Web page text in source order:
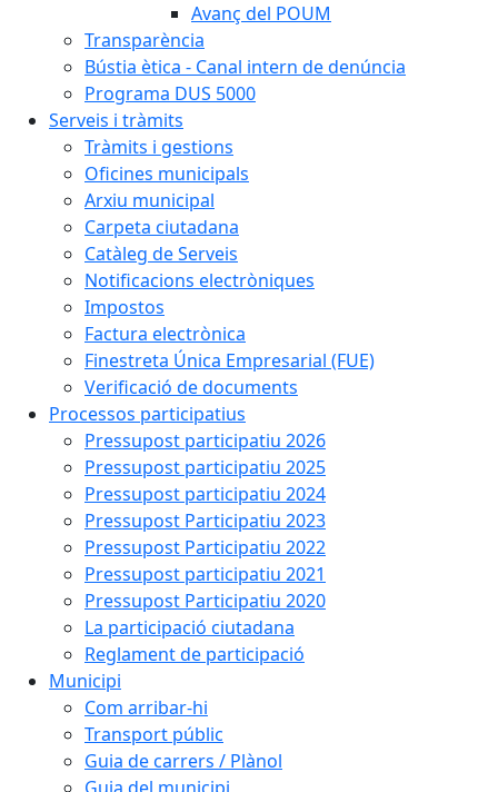
Avanç del POUM
Transparència
Bústia ètica - Canal intern de denúncia
Programa DUS 5000
Serveis i tràmits
Tràmits i gestions
Oficines municipals
Arxiu municipal
Carpeta ciutadana
Catàleg de Serveis
Notificacions electròniques
Impostos
Factura electrònica
Finestreta Única Empresarial (FUE)
Verificació de documents
Processos participatius
Pressupost participatiu 2026
Pressupost participatiu 2025
Pressupost participatiu 2024
Pressupost Participatiu 2023
Pressupost Participatiu 2022
Pressupost participatiu 2021
Pressupost Participatiu 2020
La participació ciutadana
Reglament de participació
Municipi
Com arribar-hi
Transport públic
Guia de carrers / Plànol